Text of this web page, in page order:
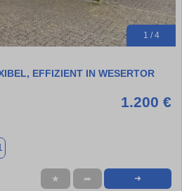
1 / 4
EFFIZIENT IN WESERTOR
1.200 €
★ ➦ ➜